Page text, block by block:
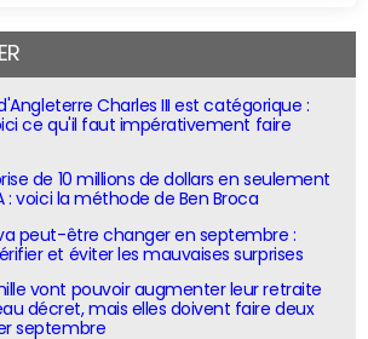
Charles III est catégorique :
ce qu'il faut impérativement faire
de 10 millions de dollars en seulement
: voici la méthode de Ben Broca
peut-être changer en septembre :
et éviter les mauvaises surprises
vont pouvoir augmenter leur retraite
décret, mais elles doivent faire deux
septembre